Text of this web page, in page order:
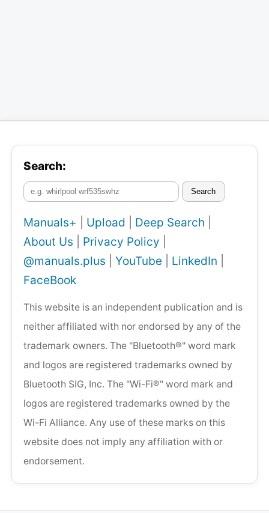
Search:
Search
Manuals+ Upload Deep Search
About Us
Privacy Policy
@manuals.plus
YouTube LinkedIn
FaceBook
This website is an independent publication and is
neither affiliated with nor endorsed by any of the
trademark owners. The "Bluetooth®" word mark
and logos are registered trademarks owned by
Bluetooth SIG, Inc. The "Wi-Fi®" word mark and
logos are registered trademarks owned by the
Wi-Fi Alliance. Any use of these marks on this
website does not imply any affiliation with or
endorsement.